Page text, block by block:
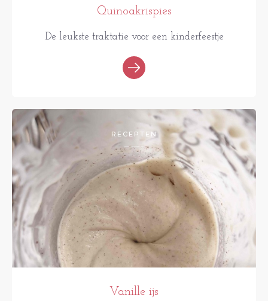
Quinoakrispies
De leukste traktatie voor een kinderfeestje
RECEPTEN
Vanille ijs